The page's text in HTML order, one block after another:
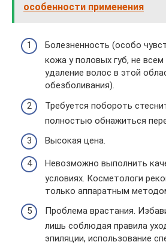
особенности применения
Болезненность (особо
кожа у половых губ, не
удаление волос в этой
обезболивания).
Требуется побороть
полностью обнажиться
Высокая цена.
Невозможно выполнить
условиях. Косметологи
только аппаратным
Проблема врастания.
лишь соблюдая правила
эпиляции, использование